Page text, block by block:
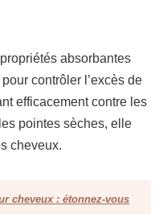
absorbantes
contrôler l’excès de
efficacement contre les
pointes sèches, elle
cheveux.
cheveux : étonnez-vous